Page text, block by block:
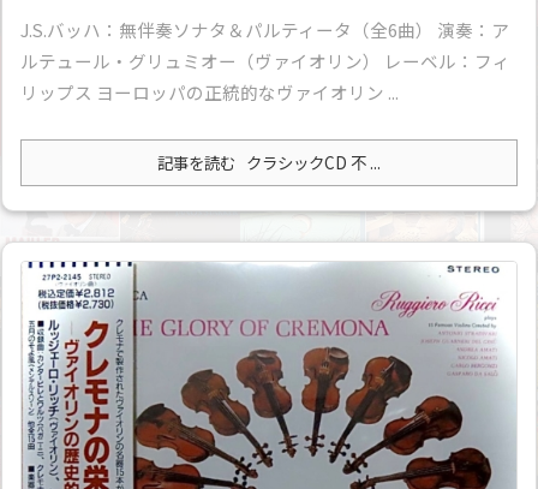
J.S.バッハ：無伴奏ソナタ＆パルティータ（全6曲） 演奏：ア
ルテュール・グリュミオー（ヴァイオリン） レーベル：フィ
リップス ヨーロッパの正統的なヴァイオリン ...
記事を読む クラシックCD 不 ...